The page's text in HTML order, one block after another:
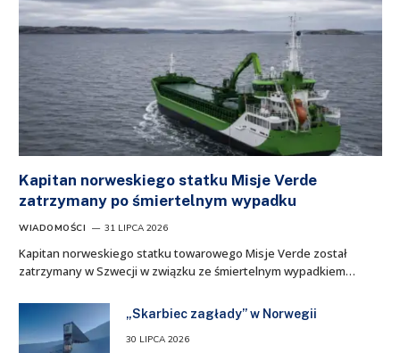
Kapitan norweskiego statku Misje Verde
zatrzymany po śmiertelnym wypadku
WIADOMOŚCI 31 LIPCA 2026
Kapitan norweskiego statku towarowego Misje Verde został
zatrzymany w Szwecji w związku ze śmiertelnym wypadkiem…
„Skarbiec zagłady” w Norwegii
30 LIPCA 2026